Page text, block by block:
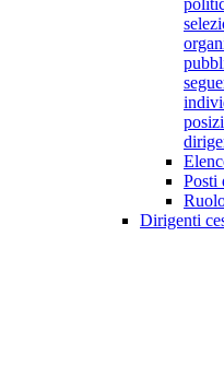
Posti
Dirigenti